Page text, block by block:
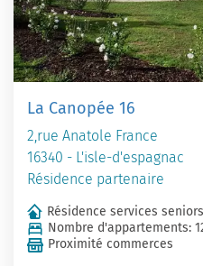
La Canopée 16
2,rue Anatole France
16340 - L'isle-d'espagnac
Résidence partenaire
Résidence services seniors
Nombre d'appartements:
Proximité commerces